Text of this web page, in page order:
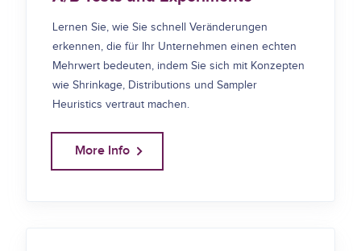
Lernen Sie, wie Sie schnell Veränderungen
erkennen, die für Ihr Unternehmen einen echten
Mehrwert bedeuten, indem Sie sich mit Konzepten
wie Shrinkage, Distributions und Sampler
Heuristics vertraut machen.
More Info